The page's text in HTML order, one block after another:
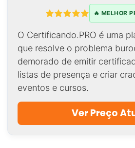
🔥 MELHOR
O Certificando.PRO é uma
que resolve o problema
demorado de emitir
listas de presença e criar
eventos e cursos.
Ver Preço